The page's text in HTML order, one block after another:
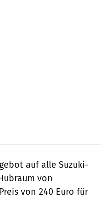
auf alle Suzuki-
von
von 240 Euro für